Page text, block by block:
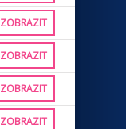
ZOBRAZIT
ZOBRAZIT
ZOBRAZIT
ZOBRAZIT